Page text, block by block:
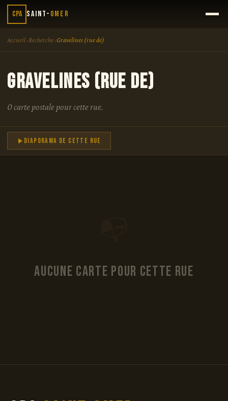
CPA Saint- Omer
Accueil›Recherche›Gravelines (rue de)
Gravelines (rue de)
0 carte postale pour cette rue.
Diaporama de cette rue
Aucune carte pour cette rue